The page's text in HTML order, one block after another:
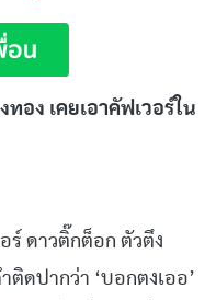
อง เคยเอาคัฟเวอร์ใน
ร์ ดาวติ๊กต็อก ตัวตึง
ดปากว่า ‘บอกตงเออ’